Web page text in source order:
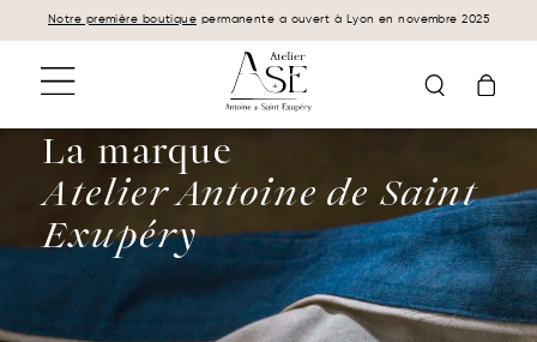
Panneau de gestion des cookies
Notre première boutique permanente a ouvert à Lyon en novembre 2025
La marque
Atelier Antoine de Saint
Exupéry